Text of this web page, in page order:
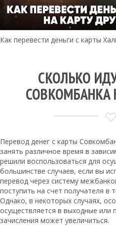
Как перевести деньги с карты
СКОЛЬКО
СОВКОМБАНКА
Перевод денег с карты
занять различное время в
решили воспользоваться для
большинстве случаев, если вы
перевод через систему
поступить на счет получателя в
Однако, в некоторых случаях,
осуществляется в выходные или
зачисления может увеличиться.